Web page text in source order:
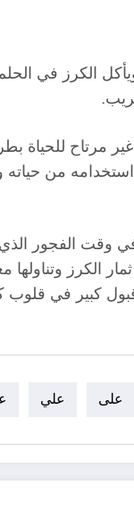
الكرز في
مرتاح للحياة
من حياته
وقت الفجور
وتناولها
كبير في قلوب
على علي